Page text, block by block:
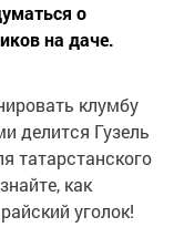
о
на даче.
клумбу
делится Гузель
татарстанского
как
уголок!